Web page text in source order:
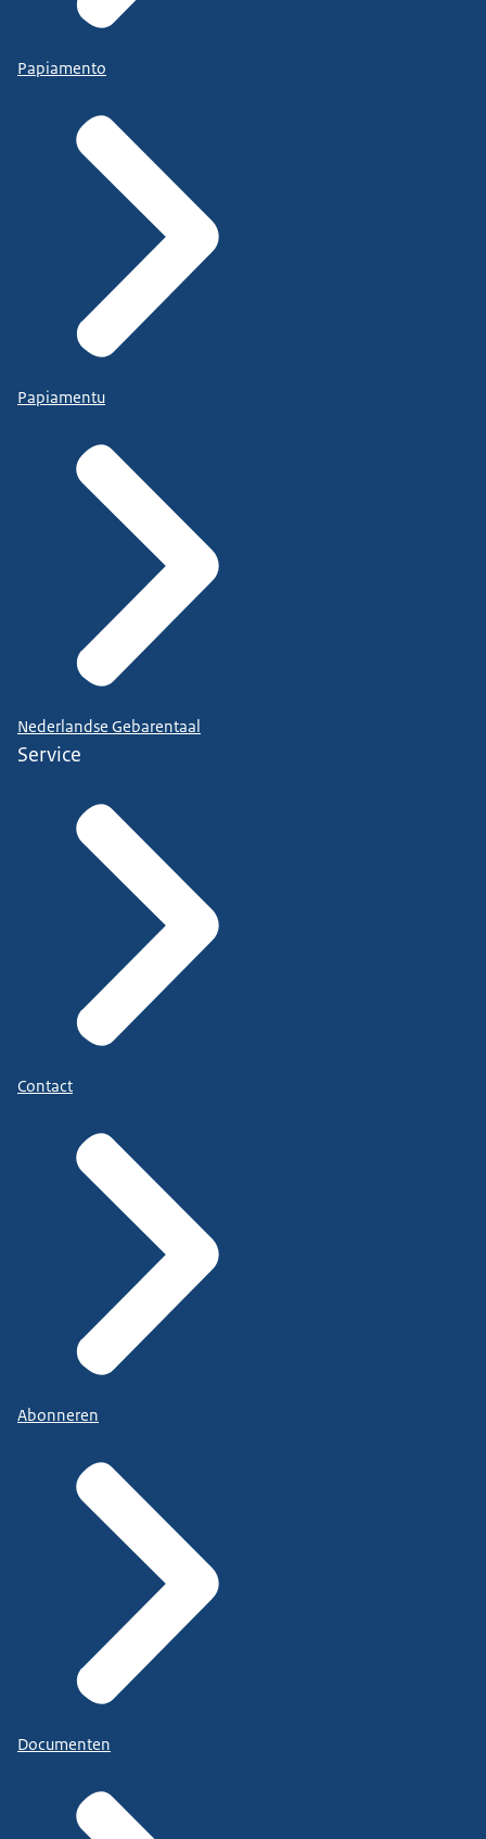
Papiamento
Papiamentu
Nederlandse Gebarentaal
Service
Contact
Abonneren
Documenten